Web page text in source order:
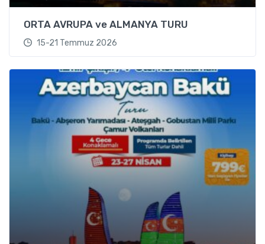
ORTA AVRUPA ve ALMANYA TURU
15-21 Temmuz 2026